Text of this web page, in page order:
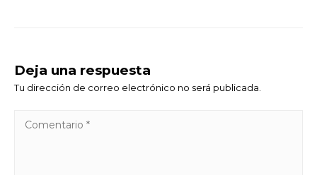
Deja una respuesta
Tu dirección de correo electrónico no será publicada.